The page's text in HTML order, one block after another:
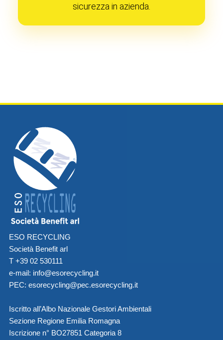
sicurezza in azienda.
ESO RECYCLING
Società Benefit arl
T +39 02 530111
e-mail: info@esorecycling.it
PEC: esorecycling@pec.esorecycling.it
Iscritto all’Albo Nazionale Gestori Ambientali
Sezione Regione Emilia Romagna
Iscrizione n° BO27851 Categoria 8